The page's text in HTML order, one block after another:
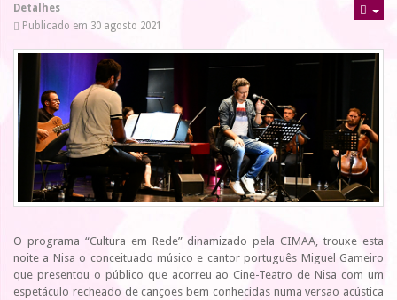
Detalhes
Publicado em 30 agosto 2021
O programa “Cultura em Rede” dinamizado pela CIMAA, trouxe esta
noite a Nisa o conceituado músico e cantor português Miguel Gameiro
que presentou o público que acorreu ao Cine-Teatro de Nisa com um
espetáculo recheado de canções bem conhecidas numa versão acústica